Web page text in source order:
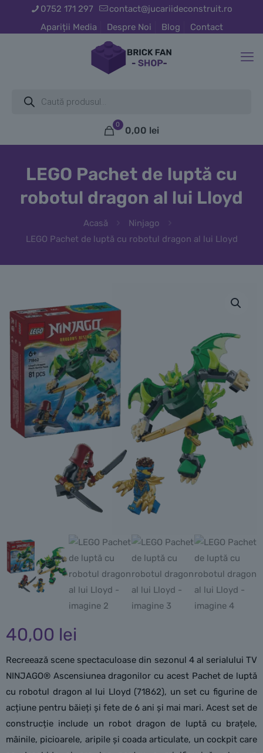
0752 171 297
contact@jucariideconstruit.ro
Apariții Media
Despre Noi Blog Contact
search
0
0,00 lei
LEGO Pachet de luptă cu
robotul dragon al lui Lloyd
Acasă
Ninjago
LEGO Pachet de luptă cu robotul dragon al lui Lloyd
40,00 lei
Recreează scene spectaculoase din sezonul 4 al serialului TV
NINJAGO® Ascensiunea dragonilor cu acest Pachet de luptă
cu robotul dragon al lui Lloyd (71862), un set cu figurine de
acțiune pentru băieți și fete de 6 ani și mai mari. Acest set de
construcție include un robot dragon de luptă cu brațele,
mâinile, picioarele, aripile și coada articulate, un cockpit care